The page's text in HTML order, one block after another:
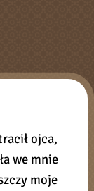
ojca,
we mnie
moje